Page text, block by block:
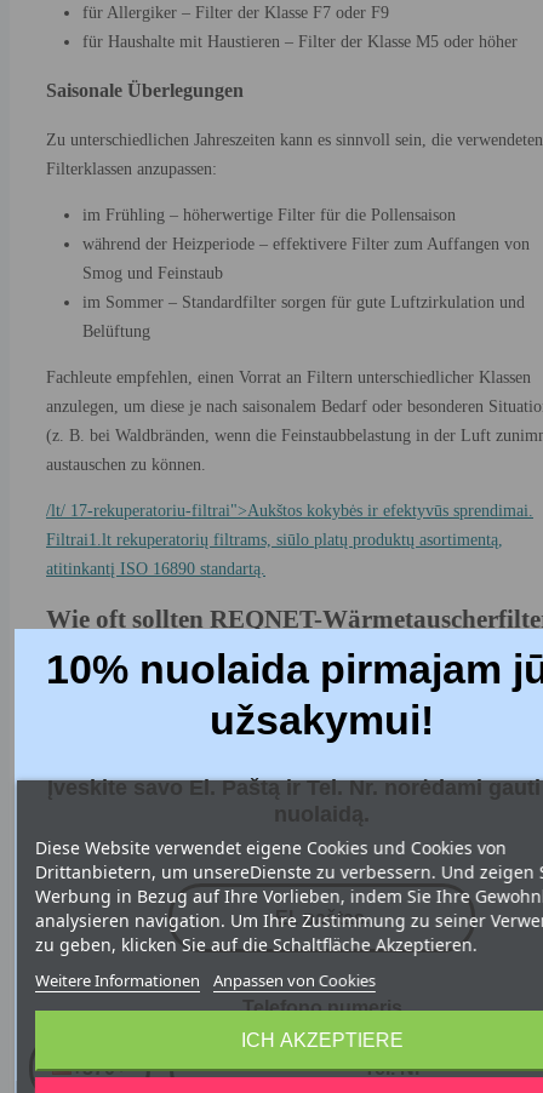
für Allergiker – Filter der Klasse F7 oder F9
für Haushalte mit Haustieren – Filter der Klasse M5 oder höher
Saisonale Überlegungen
Zu unterschiedlichen Jahreszeiten kann es sinnvoll sein, die verwendeten
Filterklassen anzupassen:
im Frühling – höherwertige Filter für die Pollensaison
während der Heizperiode – effektivere Filter zum Auffangen von
Smog und Feinstaub
im Sommer – Standardfilter sorgen für gute Luftzirkulation und
Belüftung
Fachleute empfehlen, einen Vorrat an Filtern unterschiedlicher Klassen
anzulegen, um diese je nach saisonalem Bedarf oder besonderen
(z. B. bei Waldbränden, wenn die Feinstaubbelastung in der Luft
austauschen zu können.
/lt/ 17-rekuperatoriu-filtrai">Aukštos kokybės ir efektyvūs sprendimai.
Filtrai1.lt rekuperatorių filtrams, siūlo platų produktų asortimentą,
atitinkantį ISO 16890 standartą.
Wie oft sollten REQNET-
gewechselt werden?
Ein regelmäßiger Filterwechselplan ist einer der wichtigsten Aspekte für
den effizienten Betrieb des Rekuperationssystems und eine gesunde
Qualität, verstopfen aber mit der Zeit durch eingeschlossene Schadstoffe
Empfohlene Austauschintervalle
Basierend auf den Empfehlungen der Hersteller und den Erfahrungen
Heizungs-, Lüftungs- und Klimatechnikern werden folgende
Austauschintervalle empfohlen:
Filter der Klasse G4– alle 3–4 Monate
– alle 4–6 Monate
Filter der Klasse F7– alle 6–9 Monate
Diese Website verwendet eigene Cookies und Cookies von
Drittanbietern, um unsereDienste zu verbessern. Und zeigen
Werbung in Bezug auf Ihre Vorlieben, indem Sie Ihre
analysieren navigation. Um Ihre Zustimmung zu seiner
zu geben, klicken Sie auf die Schaltfläche Akzeptieren.
Weitere Informationen Anpassen von Cookies
ICH AKZEPTIERE
10% nuolaida pirmajam
užsakymui!
Įveskite savo El. Paštą ir Tel. Nr. norėdami gauti
nuolaidą.
Telefono numeris
+370